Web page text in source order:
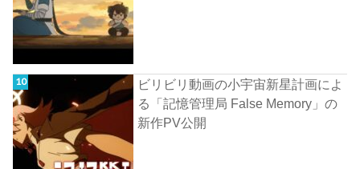
ビリビリ動画の小宇宙新星計画によ
る「記憶管理局 False Memory」の
新作PV公開